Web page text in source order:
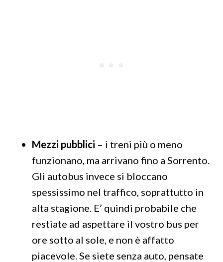
Mezzi pubblici – i treni più o meno
funzionano, ma arrivano fino a Sorrento.
Gli autobus invece si bloccano
spessissimo nel traffico, soprattutto in
alta stagione. E’ quindi probabile che
restiate ad aspettare il vostro bus per
ore sotto al sole, e non è affatto
piacevole. Se siete senza auto, pensate